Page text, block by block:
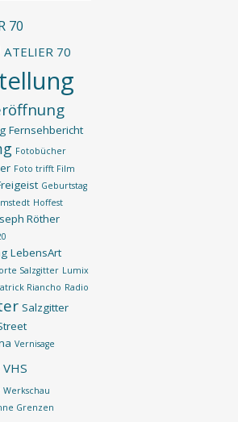
70
ATELIER 70
Fernsehbericht
Fotobücher
Foto trifft Film
Geburtstag
Hoffest
Röther
LebensArt
Salzgitter Lumix
Riancho Radio
Salzgitter
Vernisage
VHS
Werkschau
Grenzen